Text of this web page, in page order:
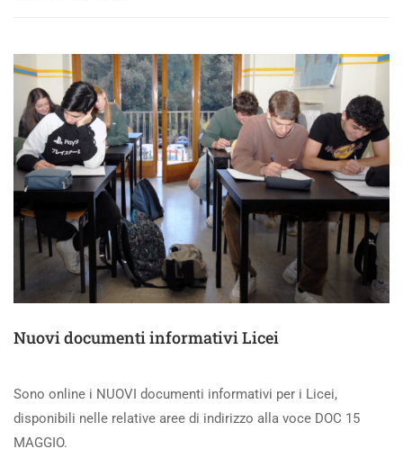
Nuovi documenti informativi Licei
Sono online i NUOVI documenti informativi per i Licei,
disponibili nelle relative aree di indirizzo alla voce DOC 15
MAGGIO.